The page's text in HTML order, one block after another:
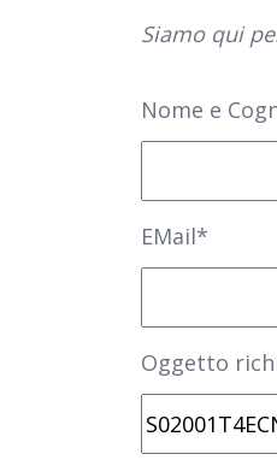
Siamo qui
Nome e
EMail*
Oggetto